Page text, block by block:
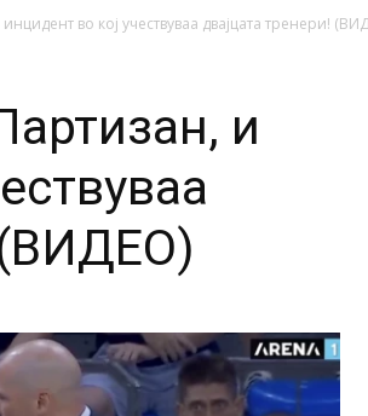
во кој учествуваа двајцата тренери!
и
(ВИДЕО)